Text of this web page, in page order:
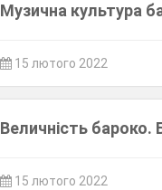
Музична культура
15 лютого 2022
Величність бароко.
15 лютого 2022